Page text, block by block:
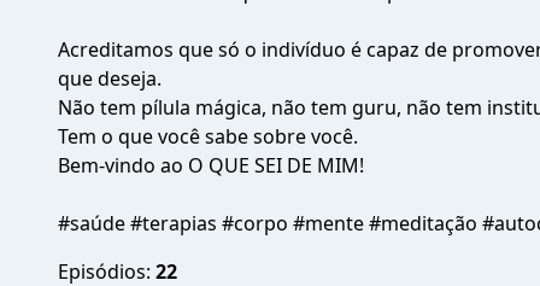
Acreditamos que só o indivíduo é capaz de
que deseja.
Não tem pílula mágica, não tem guru, não tem
Tem o que você sabe sobre você.
Bem-vindo ao O QUE SEI DE MIM!
#saúde #terapias #corpo #mente #meditação
Episódios: 22